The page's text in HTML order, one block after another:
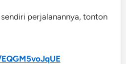
perjalanannya, tonton